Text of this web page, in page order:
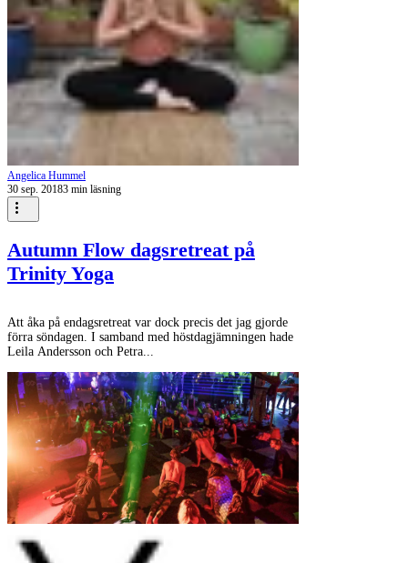
Angelica Hummel
30 sep. 20183 min läsning
Autumn Flow dagsretreat på
Trinity Yoga
Att åka på endagsretreat var dock precis det jag gjorde
förra söndagen. I samband med höstdagjämningen hade
Leila Andersson och Petra...